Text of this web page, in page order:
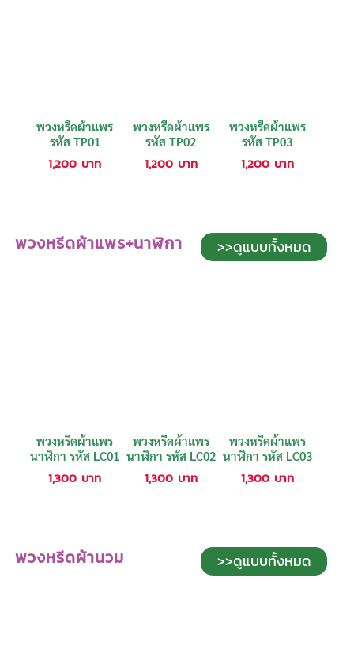
พวงหรีดผ้าแพร
รหัส TP01
1,200 บาท
พวงหรีดผ้าแพร
รหัส TP02
1,200 บาท
พวงหรีดผ้าแพร
รหัส TP03
1,200 บาท
พวงหรีดผ้าแพร+นาฬิกา >>ดูแบบทั้งหมด
พวงหรีดผ้าแพร
นาฬิกา รหัส LC01
1,300 บาท
พวงหรีดผ้าแพร
นาฬิกา รหัส LC02
1,300 บาท
พวงหรีดผ้าแพร
นาฬิกา รหัส LC03
1,300 บาท
พวงหรีดผ้านวม >>ดูแบบทั้งหมด